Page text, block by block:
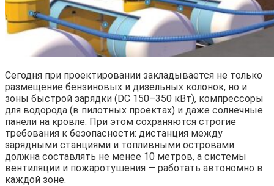
Сегодня при проектировании закладывается не только
размещение бензиновых и дизельных колонок, но и
зоны быстрой зарядки (DC 150–350 кВт), компрессоры
для водорода (в пилотных проектах) и даже солнечные
панели на кровле. При этом сохраняются строгие
требования к безопасности: дистанция между
зарядными станциями и топливными островами
должна составлять не менее 10 метров, а системы
вентиляции и пожаротушения — работать автономно в
каждой зоне.